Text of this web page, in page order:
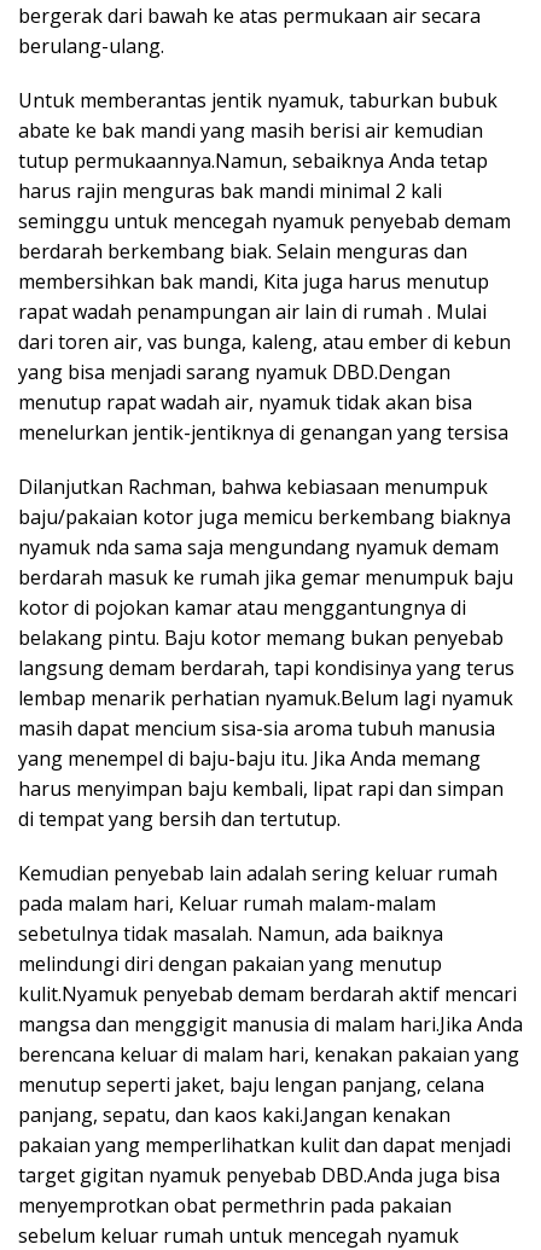
bergerak dari bawah ke atas permukaan air secara
berulang-ulang.
Untuk memberantas jentik nyamuk, taburkan bubuk
abate ke bak mandi yang masih berisi air kemudian
tutup permukaannya.Namun, sebaiknya Anda tetap
harus rajin menguras bak mandi minimal 2 kali
seminggu untuk mencegah nyamuk penyebab demam
berdarah berkembang biak. Selain menguras dan
membersihkan bak mandi, Kita juga harus menutup
rapat wadah penampungan air lain di rumah . Mulai
dari toren air, vas bunga, kaleng, atau ember di kebun
yang bisa menjadi sarang nyamuk DBD.Dengan
menutup rapat wadah air, nyamuk tidak akan bisa
menelurkan jentik-jentiknya di genangan yang tersisa
Dilanjutkan Rachman, bahwa kebiasaan menumpuk
baju/pakaian kotor juga memicu berkembang biaknya
nyamuk nda sama saja mengundang nyamuk demam
berdarah masuk ke rumah jika gemar menumpuk baju
kotor di pojokan kamar atau menggantungnya di
belakang pintu. Baju kotor memang bukan penyebab
langsung demam berdarah, tapi kondisinya yang terus
lembap menarik perhatian nyamuk.Belum lagi nyamuk
masih dapat mencium sisa-sia aroma tubuh manusia
yang menempel di baju-baju itu. Jika Anda memang
harus menyimpan baju kembali, lipat rapi dan simpan
di tempat yang bersih dan tertutup.
Kemudian penyebab lain adalah sering keluar rumah
pada malam hari, Keluar rumah malam-malam
sebetulnya tidak masalah. Namun, ada baiknya
melindungi diri dengan pakaian yang menutup
kulit.Nyamuk penyebab demam berdarah aktif mencari
mangsa dan menggigit manusia di malam hari.Jika Anda
berencana keluar di malam hari, kenakan pakaian yang
menutup seperti jaket, baju lengan panjang, celana
panjang, sepatu, dan kaos kaki.Jangan kenakan
pakaian yang memperlihatkan kulit dan dapat menjadi
target gigitan nyamuk penyebab DBD.Anda juga bisa
menyemprotkan obat permethrin pada pakaian
sebelum keluar rumah untuk mencegah nyamuk